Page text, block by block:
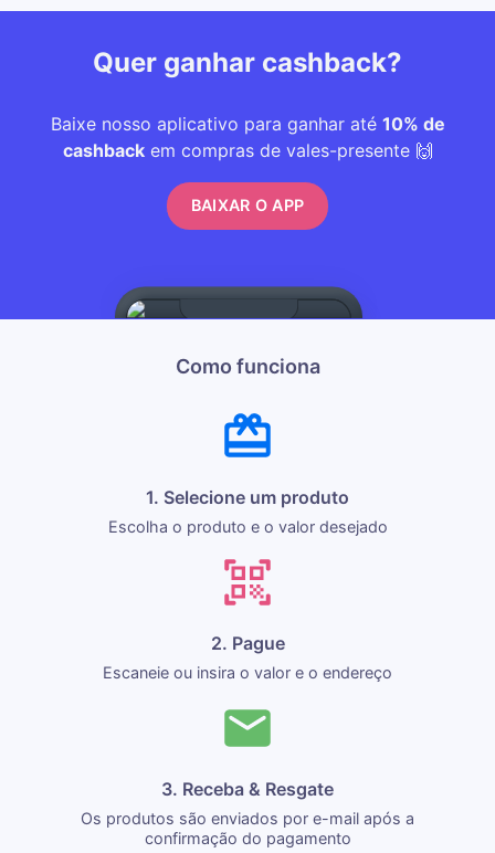
Quer ganhar cashback?
Baixe nosso aplicativo para ganhar até 10% de
cashbackem compras de vales-presente 🙌
BAIXAR O APP
Como funciona
1. Selecione um produto
Escolha o produto e o valor desejado
2. Pague
Escaneie ou insira o valor e o endereço
3. Receba & Resgate
Os produtos são enviados por e-mail após a
confirmação do pagamento